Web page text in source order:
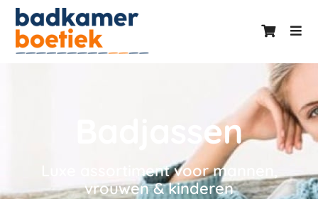
Badjassen
Luxe assortiment voor mannen,
vrouwen & kinderen